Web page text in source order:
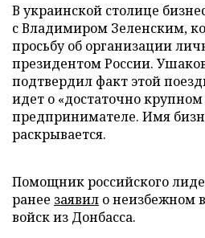
В украинской столице
с Владимиром Зеленским,
просьбу об организации
президентом России.
подтвердил факт этой
идет о «достаточно
предпринимателе. Имя
раскрывается.
Помощник российского
ранее заявил о неизбежном
войск из Донбасса.